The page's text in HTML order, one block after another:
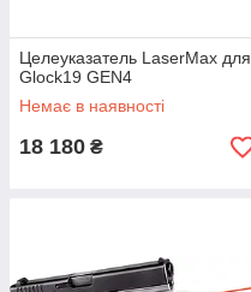
Целеуказатель LaserMax для
Glock19 GEN4
Немає в наявності
18 180 ₴